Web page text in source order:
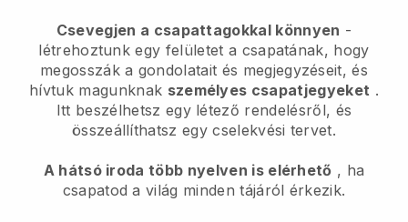
Csevegjen a csapattagokkal könnyen -
létrehoztunk egy felületet a csapatának, hogy
megosszák a gondolatait és megjegyzéseit, és
hívtuk magunknak személyes csapatjegyeket .
Itt beszélhetsz egy létező rendelésről, és
összeállíthatsz egy cselekvési tervet.
A hátsó iroda több nyelven is elérhető , ha
csapatod a világ minden tájáról érkezik.